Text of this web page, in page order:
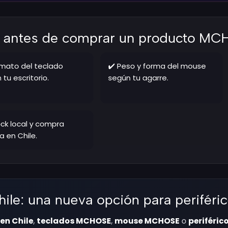
de comprar un producto
del teclado
tu escritorio.
✔️ Peso y forma del mouse
según tu agarre.
local y compra
en Chile.
una nueva opción para
en Chile, teclados MCHOSE, mouse MCHOSE o